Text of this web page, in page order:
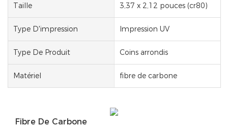
Taille 3,37 x 2,12 pouces (cr80)
Type D'impression Impression UV
Type De Produit Coins arrondis
Matériel fibre de carbone
Fibre De Carbone